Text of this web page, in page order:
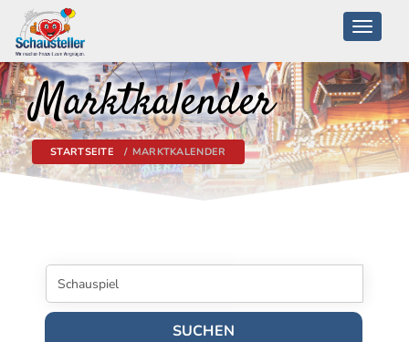
Toggle
Marktkalender
STARTSEITE MARKTKALENDER
SUCHEN